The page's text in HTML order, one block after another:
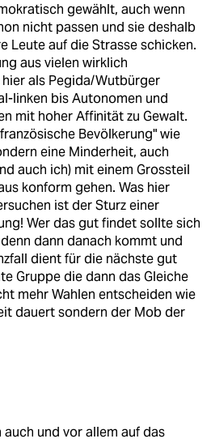
gewählt, auch wenn
nicht passen und sie deshalb
Leute auf die Strasse schicken.
aus vielen wirklich
als Pegida/Wutbürger
linken bis Autonomen und
mit hoher Affinität zu Gewalt.
Bevölkerung" wie
eine Minderheit, auch
auch ich) mit einem Grossteil
konform gehen. Was hier
ist der Sturz einer
Wer das gut findet sollte sich
dann danach kommt und
dient für die nächste gut
Gruppe die dann das Gleiche
mehr Wahlen entscheiden wie
dauert sondern der Mob der
und vor allem auf das